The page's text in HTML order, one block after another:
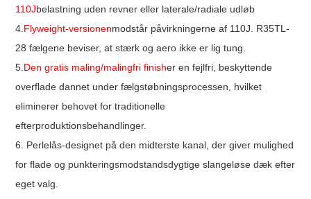
110Jbelastning uden revner eller laterale/radiale udløb
4. Flyweight-versionenmodstår påvirkningerne af 110J. R35TL-
28 fælgene beviser, at stærk og aero ikke er lig tung.
5. Den gratis maling/malingfri finisher en fejlfri, beskyttende
overflade dannet under fælgstøbningsprocessen, hvilket
eliminerer behovet for traditionelle
efterproduktionsbehandlinger.
6. Perlelås-designet på den midterste kanal, der giver mulighed
for flade og punkteringsmodstandsdygtige slangeløse dæk efter
eget valg.